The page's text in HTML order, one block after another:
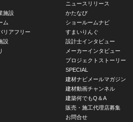
施設
ム
リアフリー
設
ニュースリリース
かたなび
ショールームナビ
すまいりんぐ
設計士インタビュー
メーカーインタビュー
プロジェクトストーリー
SPECIAL
建材ナビメールマガジン
建材動画チャンネル
建築何でもQ＆A
販売・施工代理店募集
お問合せ